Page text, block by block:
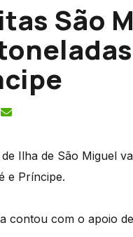
São
de Ilha de São Miguel
e Príncipe.
contou com o apoio